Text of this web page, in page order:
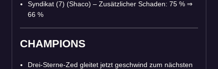
Syndikat (7) (Shaco) – Zusätzlicher Schaden: 75 % ⇒
66 %
CHAMPIONS
Drei-Sterne-Zed gleitet jetzt geschwind zum nächsten